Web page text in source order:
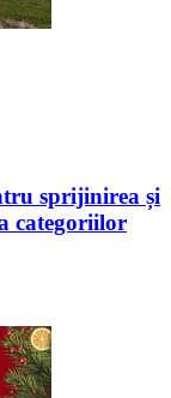
sprijinirea și
categoriilor